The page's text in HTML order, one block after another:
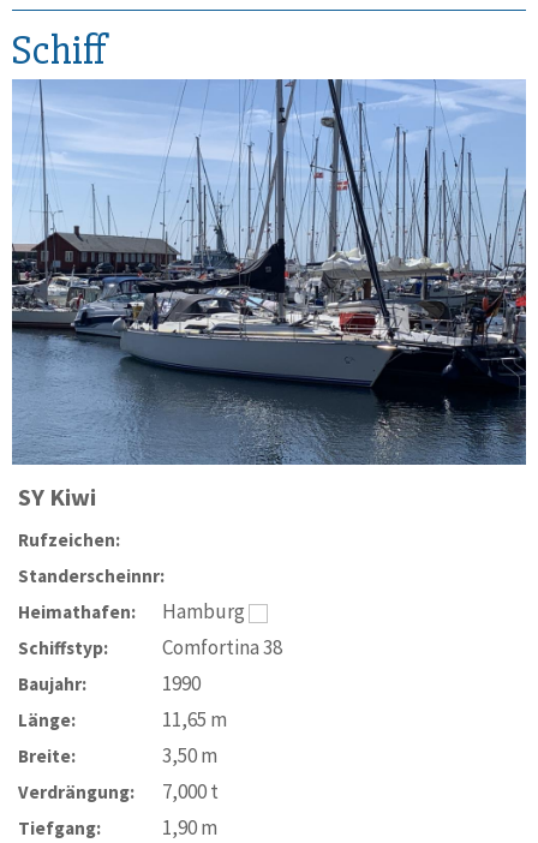
Schiff
SY Kiwi
Rufzeichen:
Standerscheinnr:
Heimathafen:
Hamburg
Schiffstyp: Comfortina 38
Baujahr: 1990
Länge: 11,65 m
Breite: 3,50m
Verdrängung: 7,000t
Tiefgang: 1,90m